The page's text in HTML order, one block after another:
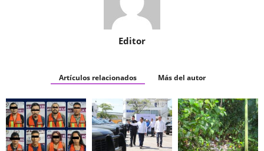
Editor
Artículos relacionados Más del autor